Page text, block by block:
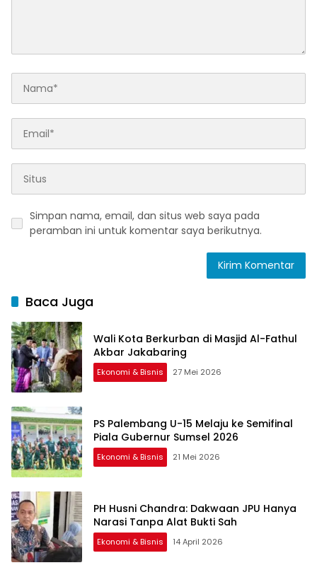
Simpan nama, email, dan situs web saya pada
peramban ini untuk komentar saya berikutnya.
Baca Juga
Wali Kota Berkurban di Masjid Al-Fathul
Akbar Jakabaring
Ekonomi & Bisnis 27 Mei 2026
PS Palembang U-15 Melaju ke Semifinal
Piala Gubernur Sumsel 2026
Ekonomi & Bisnis 21 Mei 2026
PH Husni Chandra: Dakwaan JPU Hanya
Narasi Tanpa Alat Bukti Sah
Ekonomi & Bisnis 14 April 2026